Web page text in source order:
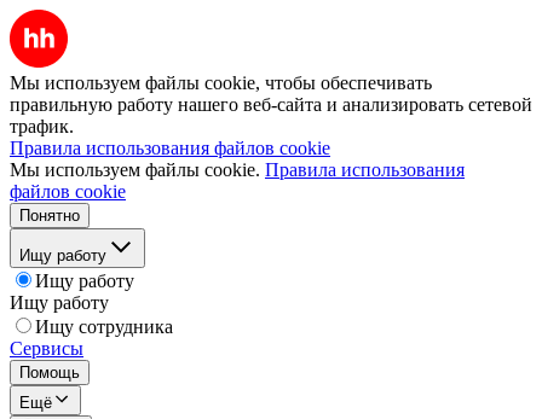
Мы используем файлы cookie, чтобы обеспечивать
правильную работу нашего веб-сайта и анализировать сетевой
трафик.
Правила использования файлов cookie
Мы используем файлы cookie. Правила использования
файлов cookie
Понятно
Ищу работу
Ищу работу
Ищу работу
Ищу сотрудника
Сервисы
Помощь
Ещё